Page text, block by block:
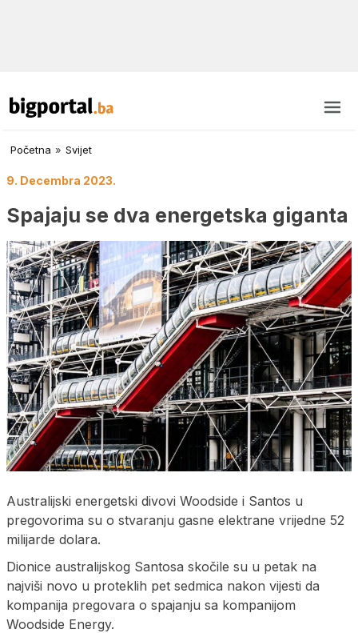
Početna » Svijet
9. Decembra 2023.
Spajaju se dva energetska giganta
Australijski energetski divovi Woodside i Santos u
pregovorima su o stvaranju gasne elektrane vrijedne 52
milijarde dolara.
Dionice australijskog Santosa skočile su u petak na
najviši novo u proteklih pet sedmica nakon vijesti da
kompanija pregovara o spajanju sa kompanijom
Woodside Energy.